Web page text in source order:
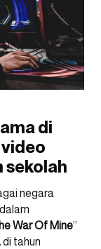
di
sekolah
negara
dalam
War Of Mine”
tahun